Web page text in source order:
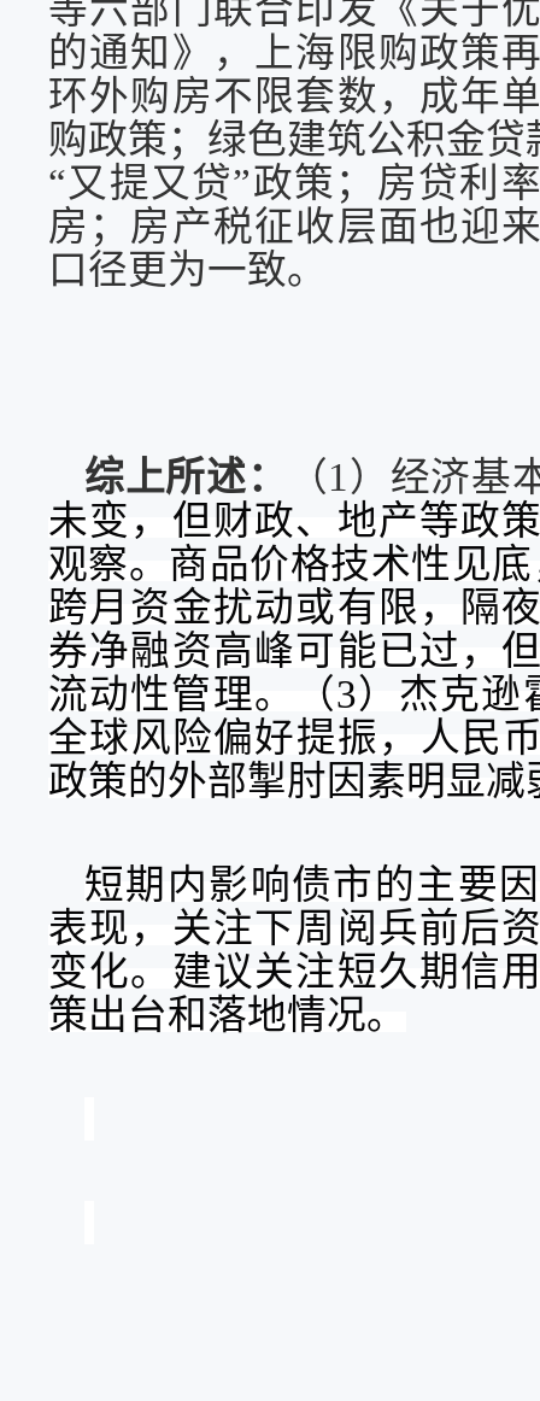
等六部门联合印发《关于
的通知》，上海限购政策
环外购房不限套数，成年
购政策；绿色建筑公积金
“又提又贷”政策；房贷利
房；房产税征收层面也迎
口径更为一致。
综上所述： （1）经济基
未变，但财政、地产等政
观察。商品价格技术性见
跨月资金扰动或有限，
隔
券净融资高峰可能已过，
流动性管理。（3）杰克逊
全球风险偏好提振，人民
政策的外部掣肘因素明显减
短期内影响债市的主要
表现，关注下周阅兵前后
变化。建议关注短久期信
策出台和落地情况。